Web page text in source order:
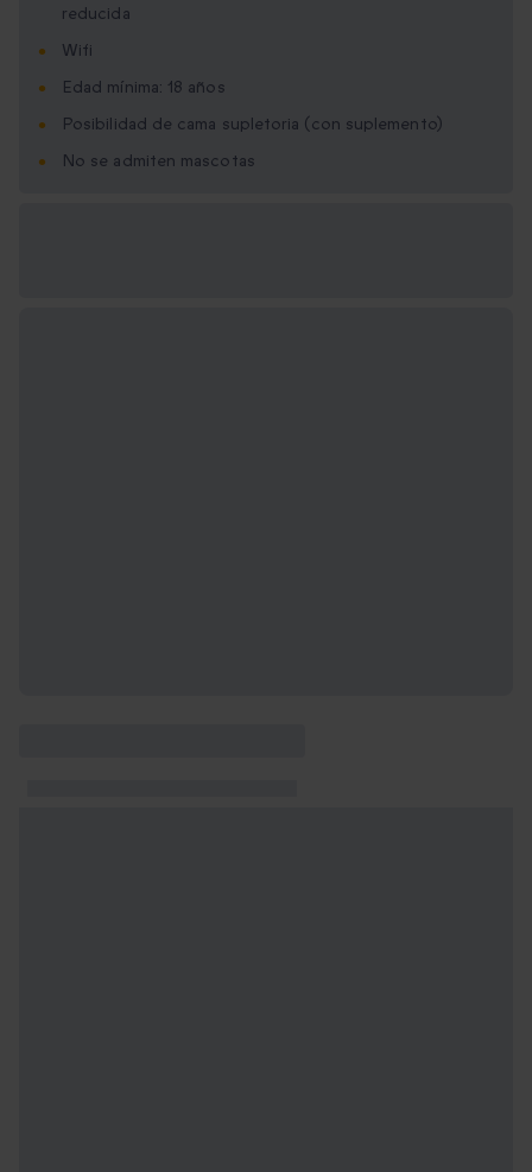
reducida
Wifi
Edad mínima: 18 años
Posibilidad de cama supletoria (con suplemento)
No se admiten mascotas